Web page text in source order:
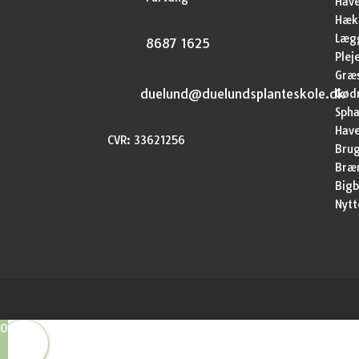
8687 1625
duelund@duelundsplanteskole.dk
CVR: 33621256
0